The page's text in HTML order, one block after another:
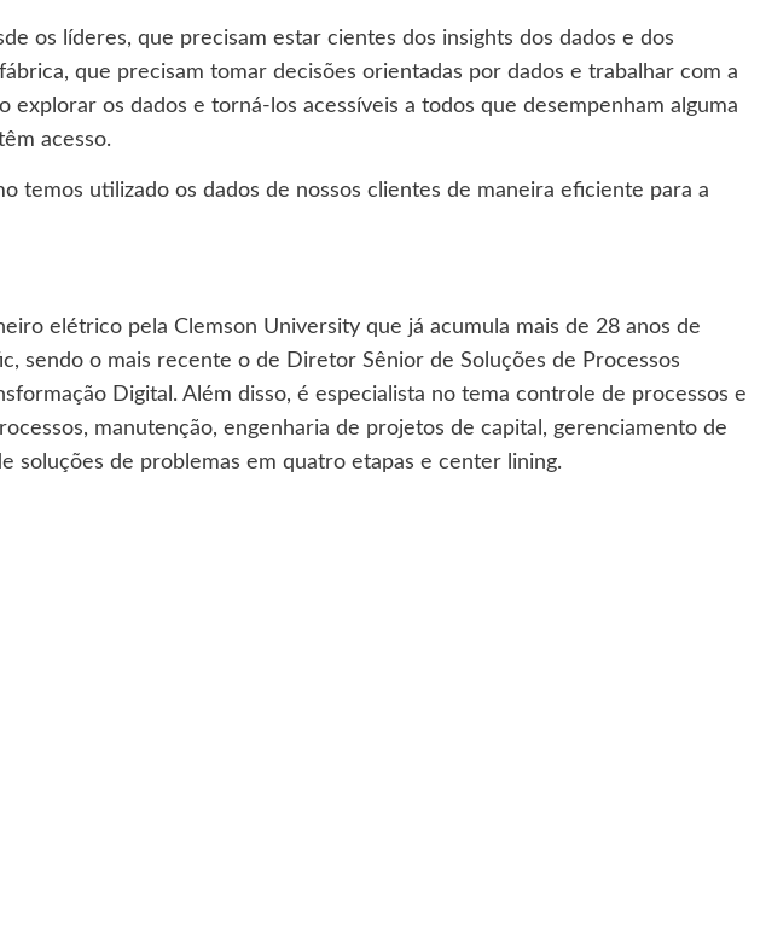
os líderes, que precisam estar cientes dos insights dos dados e dos
que precisam tomar decisões orientadas por dados e trabalhar com a
os dados e torná-los acessíveis a todos que desempenham alguma
acesso.
temos utilizado os dados de nossos clientes de maneira eficiente para a
elétrico pela Clemson University que já acumula mais de 28 anos de
sendo o mais recente o de Diretor Sênior de Soluções de Processos
Digital. Além disso, é especialista no tema controle de processos e
manutenção, engenharia de projetos de capital, gerenciamento de
soluções de problemas em quatro etapas e center lining.